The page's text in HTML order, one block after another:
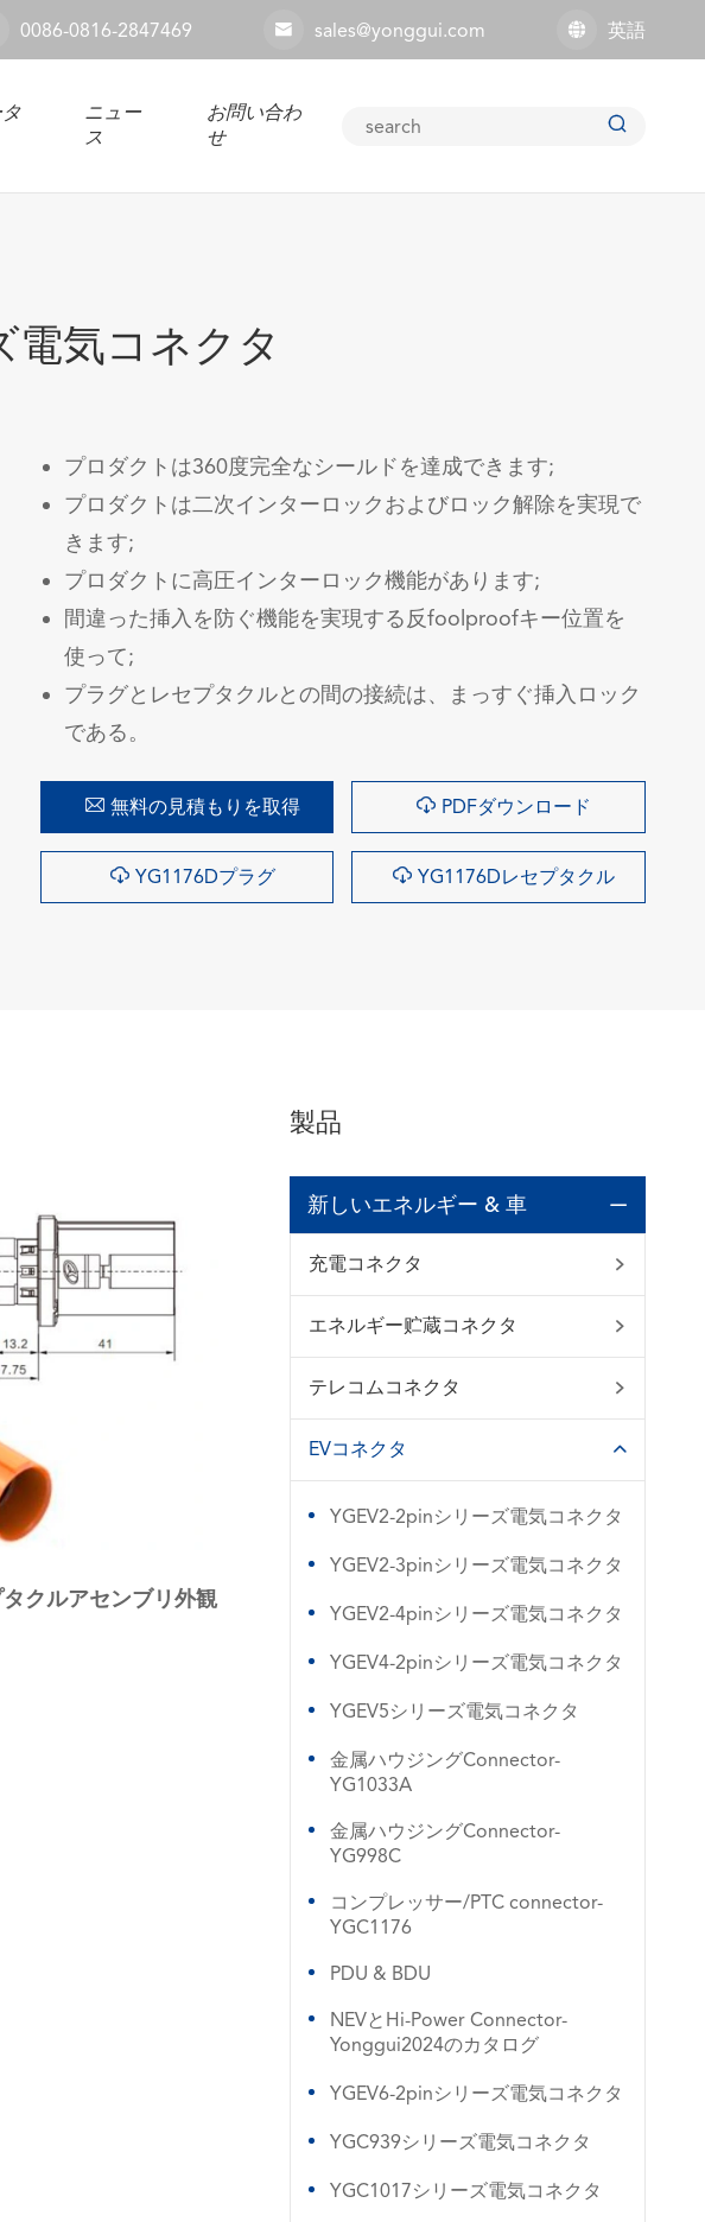
0086-0816-2847469  sales@yonggui.com  英語
ニュー
ス
お問い合わ
せ

気コネクタ
プロダクトは360度完全なシールドを達成できます;
プロダクトは二次インターロックおよびロック解除を実現で
きます;
プロダクトに高圧インターロック機能があります;
間違った挿入を防ぐ機能を実現する反foolproofキー位置を
使って;
プラグとレセプタクルとの間の接続は、まっすぐ挿入ロック
である。
 無料の見積もりを取得  PDFダウンロード
 YG1176Dプラグ  YG1176Dレセプタクル
クルアセンブリ外観
製品
新しいエネルギー & 車 
充電コネクタ 
エネルギー贮蔵コネクタ 
テレコムコネクタ 
EVコネクタ 
YGEV2-2pinシリーズ電気コネクタ
YGEV2-3pinシリーズ電気コネクタ
YGEV2-4pinシリーズ電気コネクタ
YGEV4-2pinシリーズ電気コネクタ
YGEV5シリーズ電気コネクタ
金属ハウジングConnector-
YG1033A
金属ハウジングConnector-
YG998C
コンプレッサー/PTC connector-
YGC1176
PDU & BDU
NEVとHi-Power Connector-
Yonggui2024のカタログ
YGEV6-2pinシリーズ電気コネクタ
YGC939シリーズ電気コネクタ
YGC1017シリーズ電気コネクタ